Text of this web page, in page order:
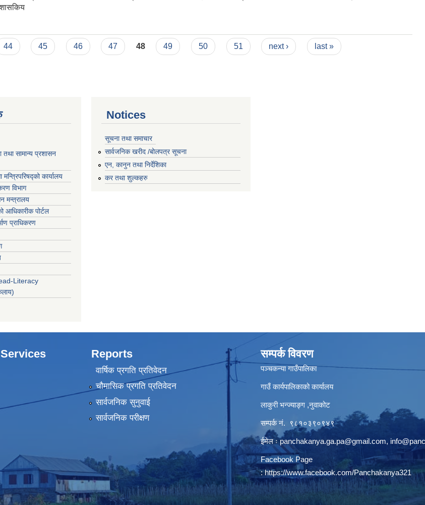
44 45 46 47 48 49 50 51 next › last »
तथा सामान्य प्रशासन
कार्यालय
विभाग
मन्त्रालय
आधिकारीक पोर्टल
प्राधिकरण
Literacy
Notices
सूचना तथा समाचार
सार्वजनिक खरीद /बोलपत्र सूचना
एन, कानुन तथा निर्देशिका
कर तथा शुल्कहरु
Reports
वार्षिक प्रगति प्रतिवेदन
चौमासिक प्रगति प्रतिवेदन
सार्वजनिक सुनुवाई
सार्वजनिक परीक्षण
सम्पर्क विवरण
पञ्‍चकन्या गाउँपालिका
गाउँ कार्यपालिकाको कार्यालय
लाकुरी भन्ज्याङ्ग ,नुवाकोट
सम्पर्क नं. ९८१०३९०९४९
ईमेल ःpanchakanya.ga.pa@gmail.com,
Facebook Page
:https://www.facebook.com/Panchakanya321